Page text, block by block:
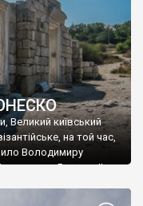
Великий київський
на той час,
Володимиру
Василю ІІ, та
християнином.